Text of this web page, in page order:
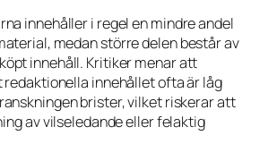
innehåller i regel en mindre andel
medan större delen består av
innehåll. Kritiker menar att
redaktionella innehållet ofta är låg
brister, vilket riskerar att
av vilseledande eller felaktig